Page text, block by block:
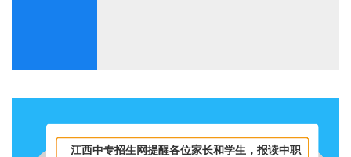
江西中专招生网提醒各位家长和学生，报读中职